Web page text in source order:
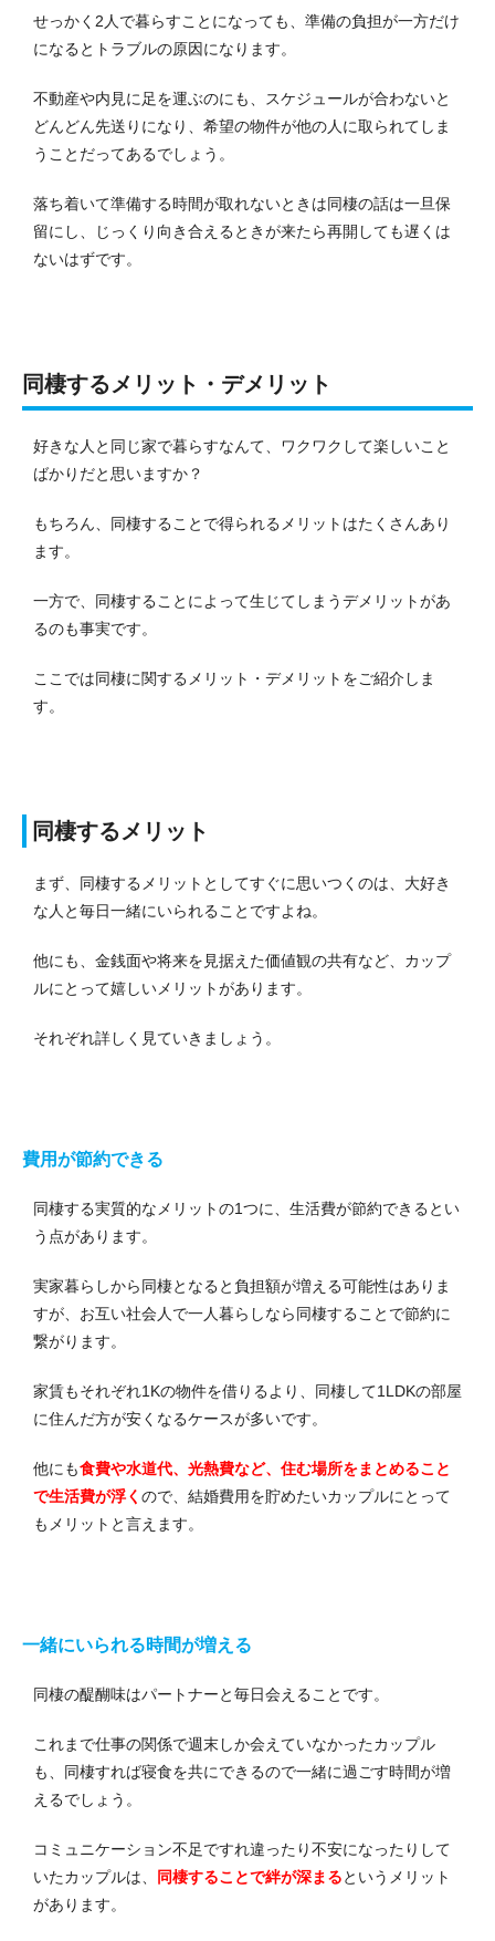
せっかく2人で暮らすことになっても、準備の負担が一方だけ
になるとトラブルの原因になります。
不動産や内見に足を運ぶのにも、スケジュールが合わないと
どんどん先送りになり、希望の物件が他の人に取られてしま
うことだってあるでしょう。
落ち着いて準備する時間が取れないときは同棲の話は一旦保
留にし、じっくり向き合えるときが来たら再開しても遅くは
ないはずです。
同棲するメリット・デメリット
好きな人と同じ家で暮らすなんて、ワクワクして楽しいこと
ばかりだと思いますか？
もちろん、同棲することで得られるメリットはたくさんあり
ます。
一方で、同棲することによって生じてしまうデメリットがあ
るのも事実です。
ここでは同棲に関するメリット・デメリットをご紹介しま
す。
同棲するメリット
まず、同棲するメリットとしてすぐに思いつくのは、大好き
な人と毎日一緒にいられることですよね。
他にも、金銭面や将来を見据えた価値観の共有など、カップ
ルにとって嬉しいメリットがあります。
それぞれ詳しく見ていきましょう。
費用が節約できる
同棲する実質的なメリットの1つに、生活費が節約できるとい
う点があります。
実家暮らしから同棲となると負担額が増える可能性はありま
すが、お互い社会人で一人暮らしなら同棲することで節約に
繋がります。
家賃もそれぞれ1Kの物件を借りるより、同棲して1LDKの部屋
に住んだ方が安くなるケースが多いです。
他にも食費や水道代、光熱費など、住む場所をまとめること
で生活費が浮く ので、結婚費用を貯めたいカップルにとって
もメリットと言えます。
一緒にいられる時間が増える
同棲の醍醐味はパートナーと毎日会えることです。
これまで仕事の関係で週末しか会えていなかったカップル
も、同棲すれば寝食を共にできるので一緒に過ごす時間が増
えるでしょう。
コミュニケーション不足ですれ違ったり不安になったりして
いたカップルは、 同棲することで絆が深まるというメリット
があります。